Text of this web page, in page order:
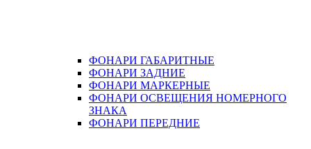
ФОНАРИ ГАБАРИТНЫЕ
ФОНАРИ ЗАДНИЕ
ФОНАРИ МАРКЕРНЫЕ
ФОНАРИ ОСВЕЩЕНИЯ НОМЕРНОГО
ЗНАКА
ФОНАРИ ПЕРЕДНИЕ